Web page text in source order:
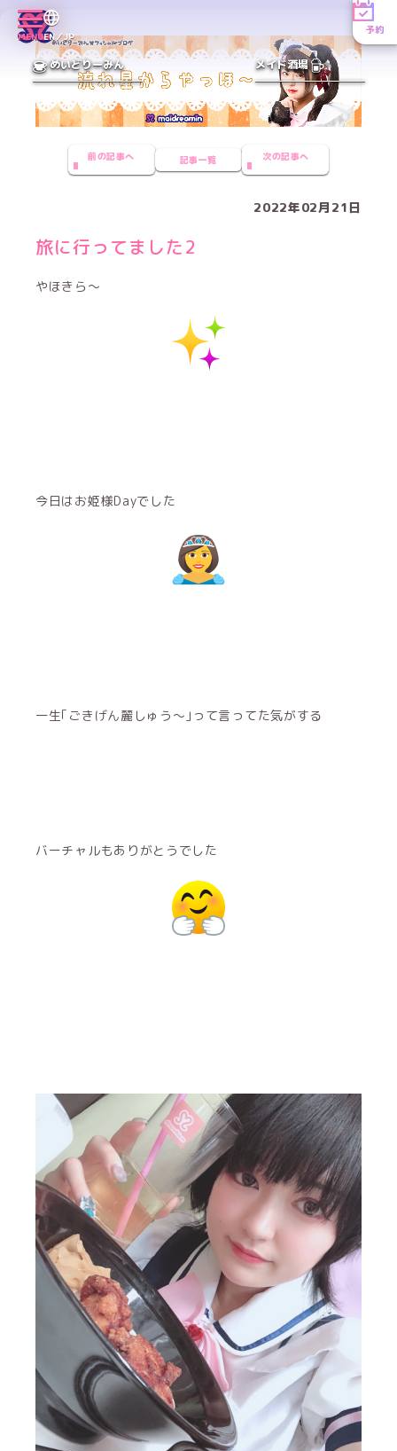
MENUEN／JP
予約
めいどりーみん メイド酒場
前の記事へ 記事一覧 次の記事へ
2022年02月21日
旅に行ってました2
やほきら〜
今日はお姫様Dayでした
一生｢ごきげん麗しゅう〜｣って言ってた気がする
バーチャルもありがとうでした